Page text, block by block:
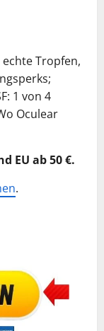
Tropfen,
1 von 4
Oculear
EU ab 50 €.
.